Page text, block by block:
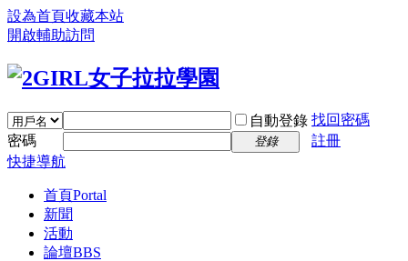
設為首頁收藏本站
開啟輔助訪問
自動登錄 找回密碼
密碼
登錄
註冊
快捷導航
首頁Portal
新聞
活動
論壇BBS